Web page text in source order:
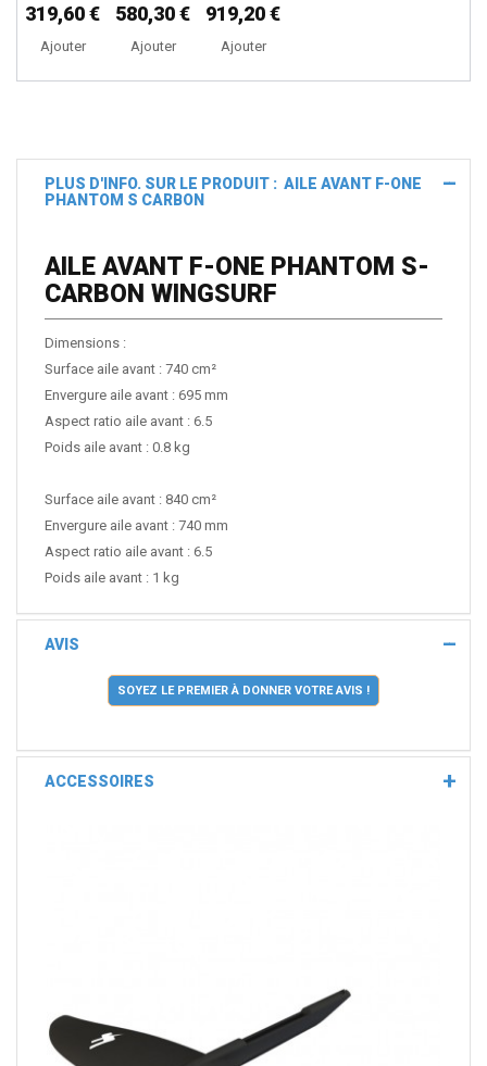
319,60 €
Ajouter
580,30 €
Ajouter
919,20 €
Ajouter
PLUS D'INFO. SUR LE PRODUIT : AILE AVANT F-ONE
PHANTOM S CARBON
AILE AVANT F-ONE PHANTOM S-
CARBON WINGSURF
Dimensions :
Surface aile avant : 740 cm²
Envergure aile avant : 695 mm
Aspect ratio aile avant : 6.5
Poids aile avant : 0.8 kg
Surface aile avant : 840 cm²
Envergure aile avant : 740 mm
Aspect ratio aile avant : 6.5
Poids aile avant : 1 kg
AVIS
SOYEZ LE PREMIER À DONNER VOTRE AVIS !
ACCESSOIRES